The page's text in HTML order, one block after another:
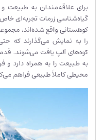
برای علاقه‌مندان به طبیعت و
گیاه‌شناسی زرمات تجربه‌ای خاص
کوهستانی واقع شده‌اند،
را به نمایش می‌گذارند که
کوه‌های آلپ یافت می‌شوند.
به طبیعت را به همراه دارد
محیطی کاملاً طبیعی فراهم